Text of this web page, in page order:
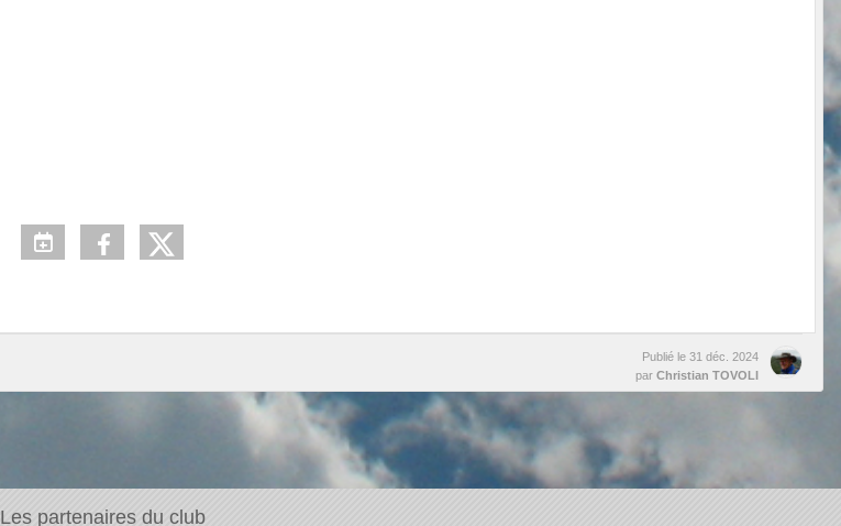
Publié le 31 déc. 2024
par Christian TOVOLI
Les partenaires du club